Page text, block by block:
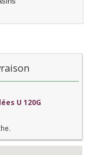
U 120G